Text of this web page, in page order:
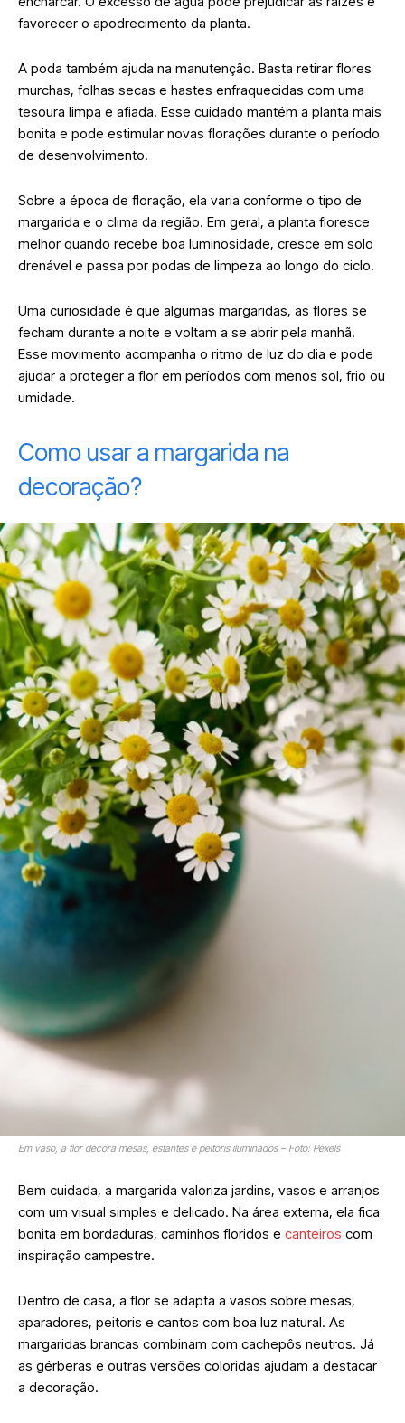
favorecer o apodrecimento da planta.
A poda também ajuda na manutenção. Basta retirar flores
murchas, folhas secas e hastes enfraquecidas com uma
tesoura limpa e afiada. Esse cuidado mantém a planta mais
bonita e pode estimular novas florações durante o período
de desenvolvimento.
Sobre a época de floração, ela varia conforme o tipo de
margarida e o clima da região. Em geral, a planta floresce
melhor quando recebe boa luminosidade, cresce em solo
drenável e passa por podas de limpeza ao longo do ciclo.
Uma curiosidade é que algumas margaridas, as flores se
fecham durante a noite e voltam a se abrir pela manhã.
Esse movimento acompanha o ritmo de luz do dia e pode
ajudar a proteger a flor em períodos com menos sol, frio ou
umidade.
Como usar a margarida na
decoração?
Em vaso, a flor decora mesas, estantes e peitoris iluminados – Foto: Pexels
Bem cuidada, a margarida valoriza jardins, vasos e arranjos
com um visual simples e delicado. Na área externa, ela fica
bonita em bordaduras, caminhos floridos e canteiros com
inspiração campestre.
Dentro de casa, a flor se adapta a vasos sobre mesas,
aparadores, peitoris e cantos com boa luz natural. As
margaridas brancas combinam com cachepôs neutros. Já
as gérberas e outras versões coloridas ajudam a destacar
a decoração.